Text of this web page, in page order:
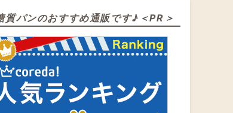
質パンのおすすめ通販です♪＜PR＞